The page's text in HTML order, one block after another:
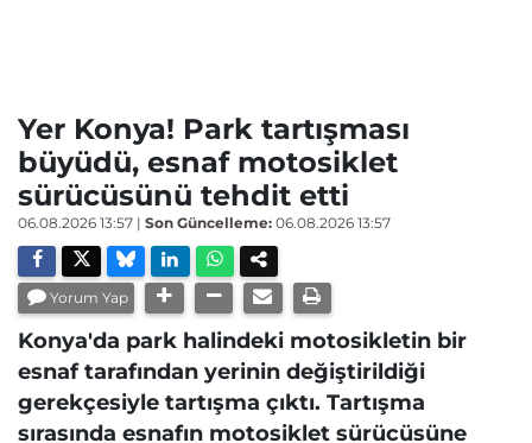
Yer Konya! Park tartışması
büyüdü, esnaf motosiklet
sürücüsünü tehdit etti
06.08.2026 13:57 | Son Güncelleme: 06.08.2026 13:57
Yorum Yap
Konya'da park halindeki motosikletin bir
esnaf tarafından yerinin değiştirildiği
gerekçesiyle tartışma çıktı. Tartışma
sırasında esnafın motosiklet sürücüsüne